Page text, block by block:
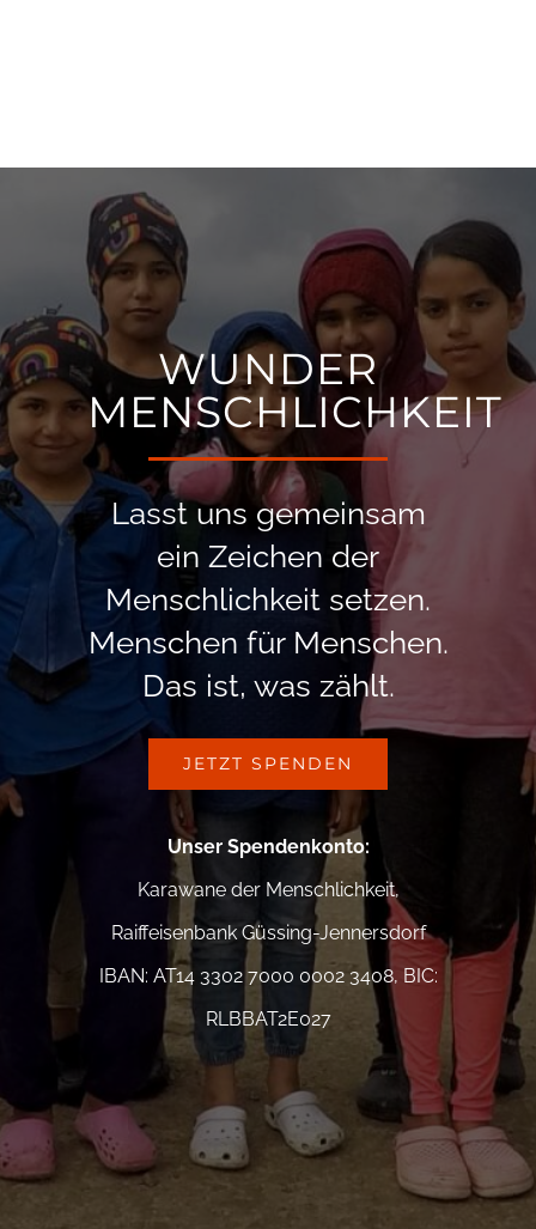
WUNDER
MENSCHLICHKEIT
Lasst uns gemeinsam
ein Zeichen der
Menschlichkeit setzen.
Menschen für Menschen.
Das ist, was zählt.
JETZT SPENDEN
Unser Spendenkonto:
Karawane der Menschlichkeit,
Raiffeisenbank Güssing-Jennersdorf
IBAN: AT14 3302 7000 0002 3408, BIC:
RLBBAT2E027